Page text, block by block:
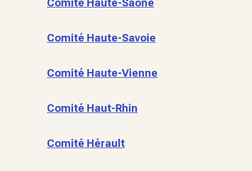
Comité Haute-Saône
Comité Haute-Savoie
Comité Haute-Vienne
Comité Haut-Rhin
Comité Hérault